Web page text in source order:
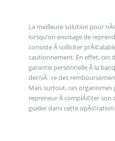
La meilleure solution pour
lorsqu’on envisage de
consiste Ã solliciter
cautionnement. En effet, ces
garantie personnelle Ã la
derniÃ¨re des
Mais surtout, ces
repreneur Ã complÃ©ter son
guider dans cette opÃ©ration.